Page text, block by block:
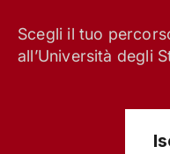
Scegli il tuo
all’Università degli